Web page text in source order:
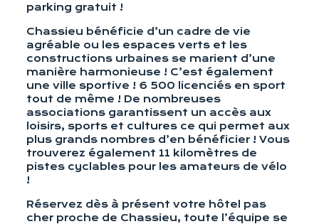
parking gratuit !
Chassieu bénéficie d’un cadre de vie
agréable ou les espaces verts et les
constructions urbaines se marient d’une
manière harmonieuse ! C’est également
une ville sportive ! 6 500 licenciés en sport
tout de même ! De nombreuses
associations garantissent un accès aux
loisirs, sports et cultures ce qui permet aux
plus grands nombres d’en bénéficier ! Vous
trouverez également 11 kilomètres de
pistes cyclables pour les amateurs de vélo
!
Réservez dès à présent votre hôtel pas
cher proche de Chassieu, toute l’équipe se